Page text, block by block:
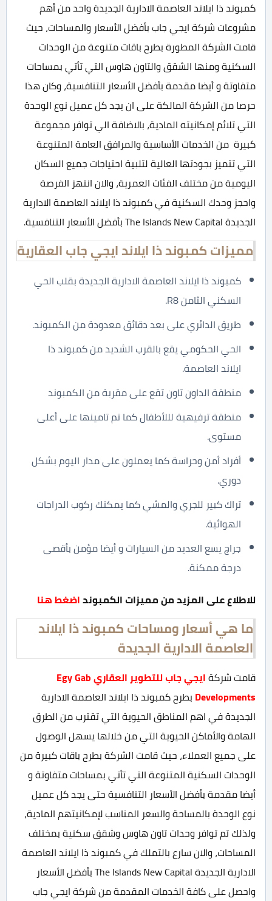
كمبوند ذا ايلاند العاصمة الادارية الجديدة واحد من أهم
مشروعات شركة ايجي جاب بأفضل الأسعار والمساحات، حيث
قامت الشركة المطورة بطرح باقات متنوعة من الوحدات
السكنية ومنها الشقق والتاون هاوس التي تأتي بمساحات
متفاوتة و أيضا مقدمة بأفضل الأسعار التنافسية، وكان هذا
حرصا من الشركة المالكة على ان يجد كل عميل نوع الوحدة
التي تلائم إمكانيته المادية، بالاضافة الي توافر مجموعة
كبيرة من الخدمات الأساسية والمرافق العامة المتنوعة
التي تتميز بجودتها العالية لتلبية احتياجات جميع السكان
اليومية من مختلف الفئات العمرية، والان انتهز الفرصة
واحجز وحدك السكنية في كمبوند ذا ايلاند العاصمة الادارية
الجديدة The Islands New Capital بأفضل الأسعار التنافسية.
مميزات كمبوند ذا ايلاند ايجي جاب العقارية
كمبوند ذا ايلاند العاصمة الادارية الجديدة بقلب الحي
السكني الثامن R8.
طريق الدائري على بعد دقائق معدودة من الكمبوند.
الحي الحكومي يقع بالقرب الشديد من كمبوند ذا
ايلاند العاصمة.
منطقة الداون تاون تقع على مقربة من الكمبوند
منطقة ترفيهية لللأطفال كما تم تامينها على أعلى
مستوى.
أفراد أمن وحراسة كما يعملون على مدار اليوم بشكل
دوري.
تراك كبير للجري والمشي كما يمكنك ركوب الدراجات
الهوائية.
جراج يسع العديد من السيارات و أيضا مؤمن بأقصى
درجة ممكنة.
للاطلاع على المزيد من مميزات الكمبونداضغط هنا
ما هي أسعار ومساحات كمبوند ذا ايلاند
العاصمة الادارية الجديدة
قامت شركة
ايجي جاب للتطوير العقاري Egy Gab
Developments بطرح كمبوند ذا ايلاند العاصمة الادارية
الجديدة في اهم المناطق الحيوية التي تقترب من الطرق
الهامة والأماكن الحيوية التي من خلالها يسهل الوصول
على جميع العملاء، حيث قامت الشركة بطرح باقات كبيرة من
الوحدات السكنية المتنوعة التي تأتي بمساحات متفاوتة و
أيضا مقدمة بأفضل الأسعار التنافسية حتى يجد كل عميل
نوع الوحدة بالمساحة والسعر المناسب لإمكانيتهم المادية،
ولذلك تم توافر وحدات تاون هاوس وشقق سكنية بمختلف
المساحات، والان سارع بالتملك في كمبوند ذا ايلاند العاصمة
الادارية الجديدة The Islands New Capital بأفضل الأسعار
واحصل على كافة الخدمات المقدمة من شركة ايجي جاب